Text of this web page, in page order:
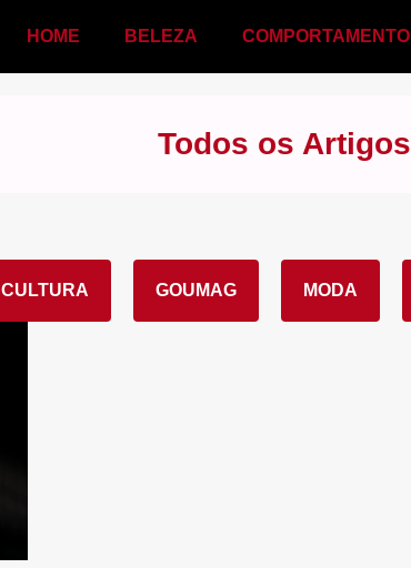
HOME BELEZA COMPORTAMENTO
Todos os Artigos
CULTURA GOUMAG MODA